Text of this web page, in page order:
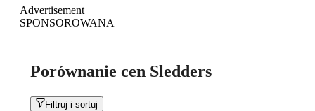
Advertisement
SPONSOROWANA
Porównanie cen Sledders
Filtruj i sortuj